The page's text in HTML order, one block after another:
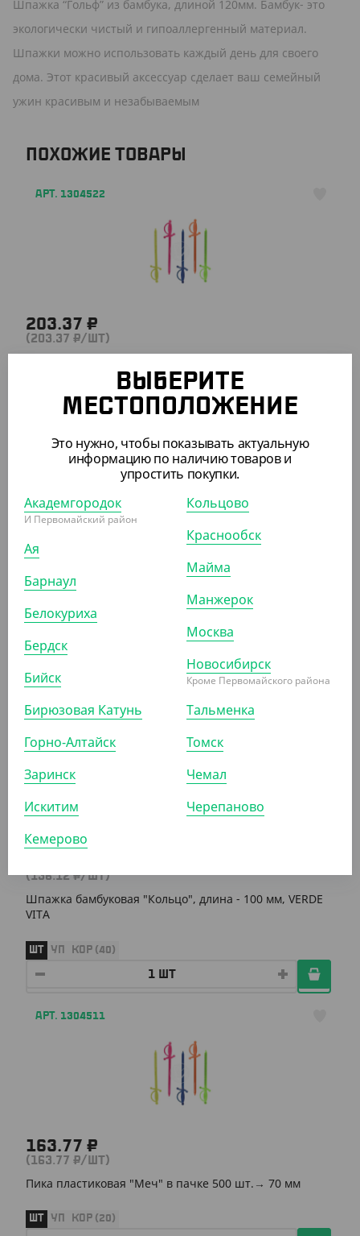
Шпажка “Гольф” из бамбука, длиной 120мм. Бамбук- это
экологически чистый и гипоаллергенный материал.
Шпажки можно использовать каждый день для своего
дома. Этот красивый аксессуар сделает ваш семейный
ужин красивым и незабываемым
ПОХОЖИЕ ТОВАРЫ
АРТ. 1304522
203.37 ₽
(203.37 ₽/ШТ)
УП КОР (100)
АРТ. 1304533
203.37 ₽
(203.37 ₽/ШТ)
Пика пластиковая "Меч", в пачке 500 шт., VERDE VITA
(136.12 ₽/ШТ)
Шпажка бамбуковая "Кольцо", длина - 100 мм, VERDE
VITA
ШТ УП КОР (40)
АРТ. 1304511
163.77 ₽
(163.77 ₽/ШТ)
Пика пластиковая "Меч" в пачке 500 шт.→ 70 мм
ШТ УП КОР (20)
ВЫБЕРИТЕ
МЕСТОПОЛОЖЕНИЕ
Это нужно, чтобы показывать актуальную
информацию по наличию товаров и
упростить покупки.
Академгородок
И Первомайский район
Ая
Барнаул
Белокуриха
Бердск
Бийск
Бирюзовая Катунь
Горно-Алтайск
Заринск
Искитим
Кемерово
Кольцово
Краснообск
Майма
Манжерок
Москва
Новосибирск
Кроме Первомайского района
Тальменка
Томск
Чемал
Черепаново